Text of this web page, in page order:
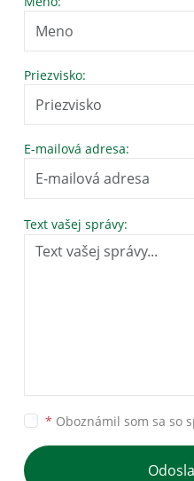
Priezvisko:
E-mailová adresa:
Text vašej správy:
* Oboznámil som sa so